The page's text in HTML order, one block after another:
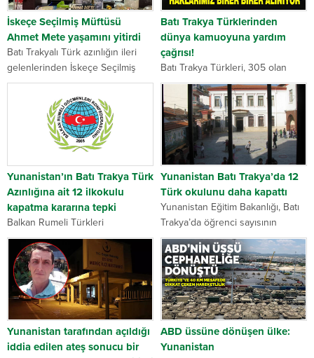
Trakya Türk Azınlığı...
İskeçe Seçilmiş Müftüsü
Ahmet Mete yaşamını yitirdi
Batı Trakyalı Türk azınlığın ileri
gelenlerinden İskeçe Seçilmiş
Müftüsü Ahmet Mete (57) hayatını
kaybetti. Bir süredir kanser
tedavisi gören Mete, 14 Temmuz
2022 Perşembe sabah...
Batı Trakya Türklerinden
dünya kamuoyuna yardım
çağrısı!
Batı Trakya Türkleri, 305 olan
Türk okulu sayısını 103’e
düşürmesi ile haklarının birer
birer alındığını belirterek dünya
kamuoyuna yardım çağrısında
bulundu. Yunanistan’daki Batı
Trakya Türkleri, Yunanistan’ın 305
olan Türk okulu...
Yunanistan’ın Batı Trakya Türk
Azınlığına ait 12 ilkokulu
kapatma kararına tepki
Balkan Rumeli Türkleri
Konfederasyonu (BRTK) Genel
Başkan Yardımcısı Zülfettin
Hacıoğlu, Yunanistan’ın Batı
Trakya Türk Azınlığına ait 12
ilkokulu daha kapatma kararına
tepki gösterdi. Balkan Rumeli...
Yunanistan Batı Trakya’da 12
Türk okulunu daha kapattı
Yunanistan Eğitim Bakanlığı, Batı
Trakya’da öğrenci sayısının
yetersiz olmasını gerekçe
göstererek 12 azınlık okulunun
daha kapatılmasına karar verdi.
Yunanistan Eğitim Bakanlığına
bağlı Doğu Makedonya Trakya...
Yunanistan tarafından açıldığı
iddia edilen ateş sonucu bir
ABD üssüne dönüşen ülke:
Yunanistan